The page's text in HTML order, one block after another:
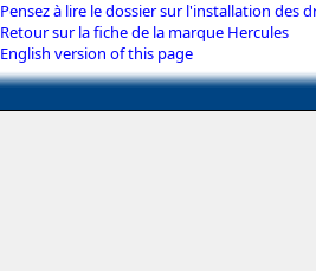
Pensez à lire le dossier sur l'installation des
Retour sur la fiche de la marque Hercules
English version of this page